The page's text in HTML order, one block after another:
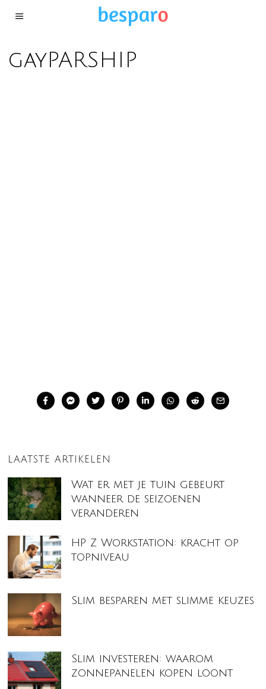
gayPARSHIP
LAATSTE ARTIKELEN
Wat er met je tuin gebeurt
wanneer de seizoenen
veranderen
HP Z Workstation: kracht op
topniveau
Slim besparen met slimme keuzes
Slim investeren: waarom
zonnepanelen kopen loont